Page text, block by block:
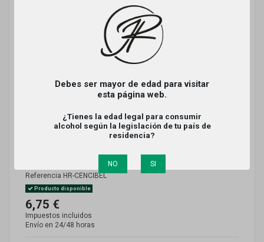
Debes ser mayor de edad para visitar
esta página web.
¿Tienes la edad legal para consumir
alcohol según la legislación de tu país de
residencia?
NO SI
HACIENDA REAL CENCIBEL
ROBLE (IGP TIERRA DE
CASTILLA)
Referencia HR-CENCIBEL
Producto disponible
6,75 €
Impuestos incluidos
Envío en 24/48 horas